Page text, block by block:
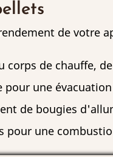
de votre
corps de chauffe,
une
de bougies
pour une